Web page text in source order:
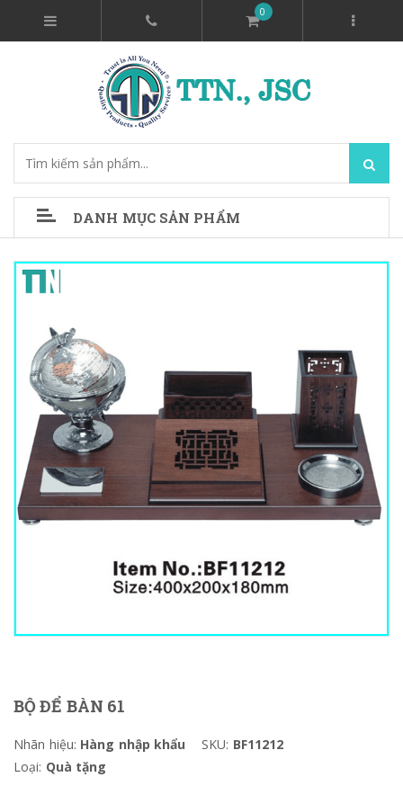
0
DANH MỤC SẢN PHẨM
BỘ ĐỂ BÀN 61
Nhãn hiệu: Hàng nhập khẩu SKU: BF11212
Loại: Quà tặng